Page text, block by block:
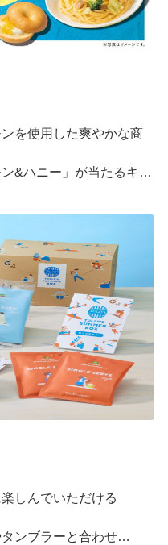
を使用した爽やかな商
&ハニー」が当たるキャ
しんでいただける
ンブラーと合わせ、